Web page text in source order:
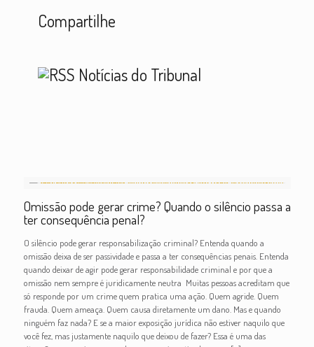
Compartilhe
Notícias do Tribunal
Omissão pode gerar crime? Quando o silêncio passa a
ter consequência penal?
O silêncio pode gerar responsabilização criminal? Entenda quando a
omissão deixa de ser passividade e passa a ter consequências penais. Entenda
quando deixar de agir pode gerar responsabilidade criminal e por que a
omissão nem sempre é juridicamente neutra Muitas pessoas acreditam que
só responde por um crime quem pratica uma ação. Quem agride. Quem
frauda. Quem ameaça. Quem causa diretamente um dano. Mas e quando
ninguém faz nada? E se a maior exposição jurídica não estiver naquilo que
você fez, mas justamente naquilo que deixou de fazer? Essa é uma das